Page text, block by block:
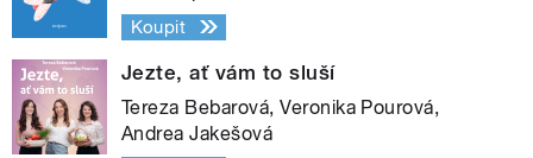
Koupit
Jezte, ať vám to sluší
Tereza Bebarová, Veronika Pourová,
Andrea Jakešová